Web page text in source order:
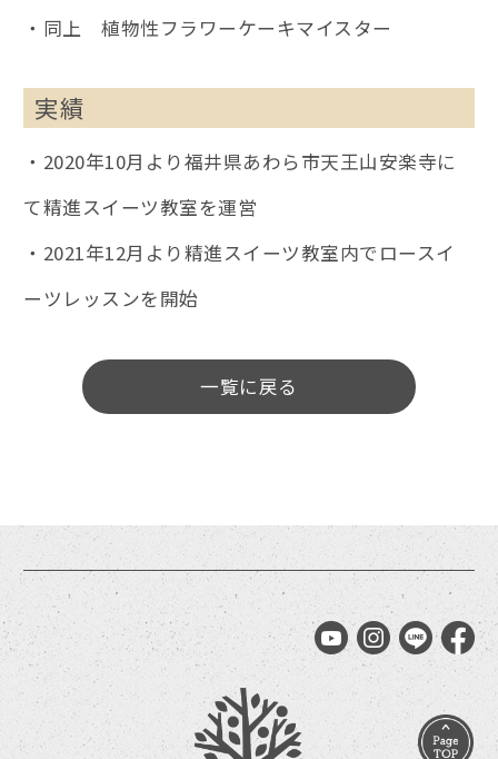
・同上 植物性フラワーケーキマイスター
実績
・2020年10月より福井県あわら市天王山安楽寺に
て精進スイーツ教室を運営
・2021年12月より精進スイーツ教室内でロースイ
ーツレッスンを開始
一覧に戻る